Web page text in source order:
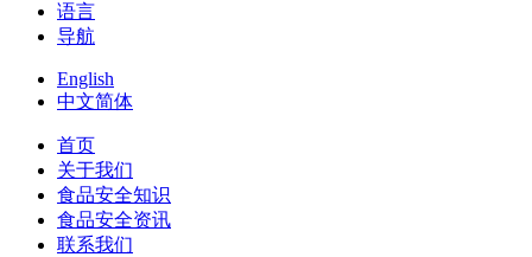
语言
导航
English
中文简体
首页
关于我们
食品安全知识
食品安全资讯
联系我们